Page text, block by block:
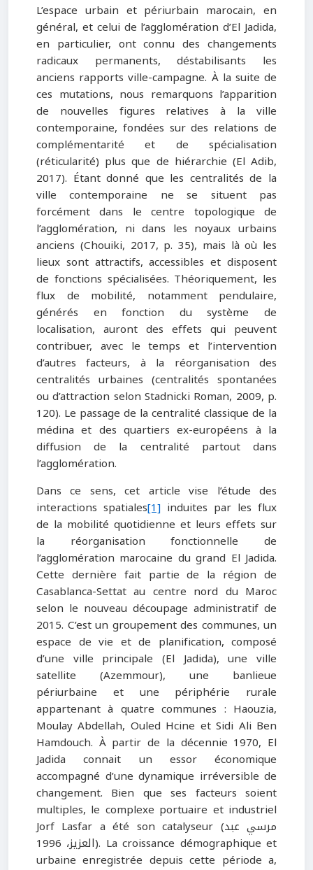
L’espace urbain et périurbain marocain, en
général, et celui de l’agglomération d’El Jadida,
en particulier, ont connu des changements
radicaux permanents, déstabilisants les
anciens rapports ville-campagne. À la suite de
ces mutations, nous remarquons l’apparition
de nouvelles figures relatives à la ville
contemporaine, fondées sur des relations de
complémentarité et de spécialisation
(réticularité) plus que de hiérarchie (El Adib,
2017). Étant donné que les centralités de la
ville contemporaine ne se situent pas
forcément dans le centre topologique de
l’agglomération, ni dans les noyaux urbains
anciens (Chouiki, 2017, p. 35), mais là où les
lieux sont attractifs, accessibles et disposent
de fonctions spécialisées. Théoriquement, les
flux de mobilité, notamment pendulaire,
générés en fonction du système de
localisation, auront des effets qui peuvent
contribuer, avec le temps et l’intervention
d’autres facteurs, à la réorganisation des
centralités urbaines (centralités spontanées
ou d’attraction selon Stadnicki Roman, 2009, p.
120). Le passage de la centralité classique de la
médina et des quartiers ex-européens à la
diffusion de la centralité partout dans
l’agglomération.
Dans ce sens, cet article vise l’étude des
interactions spatiales[1] induites par les flux
de la mobilité quotidienne et leurs effets sur
la réorganisation fonctionnelle de
l’agglomération marocaine du grand El Jadida.
Cette dernière fait partie de la région de
Casablanca-Settat au centre nord du Maroc
selon le nouveau découpage administratif de
2015. C’est un groupement des communes, un
espace de vie et de planification, composé
d’une ville principale (El Jadida), une ville
satellite (Azemmour), une banlieue
périurbaine et une périphérie rurale
appartenant à quatre communes : Haouzia,
Moulay Abdellah, Ouled Hcine et Sidi Ali Ben
Hamdouch. À partir de la décennie 1970, El
Jadida connait un essor économique
accompagné d’une dynamique irréversible de
changement. Bien que ses facteurs soient
multiples, le complexe portuaire et industriel
Jorf Lasfar a été son catalyseur (مرسي عبد
العزيز، 1996). La croissance démographique et
urbaine enregistrée depuis cette période a,